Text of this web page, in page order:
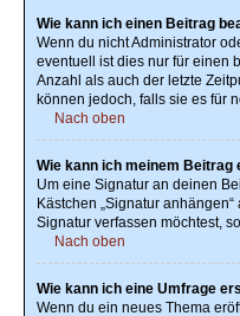
Wie kann ich einen Beitrag
Wenn du nicht Administrator
eventuell ist dies nur für einen
Anzahl als auch der letzte
können jedoch, falls sie es für
Nach oben
Wie kann ich meinem Beitrag
Um eine Signatur an deinen
Kästchen „Signatur
Signatur verfassen möchtest,
Nach oben
Wie kann ich eine Umfrage
Wenn du ein neues Thema